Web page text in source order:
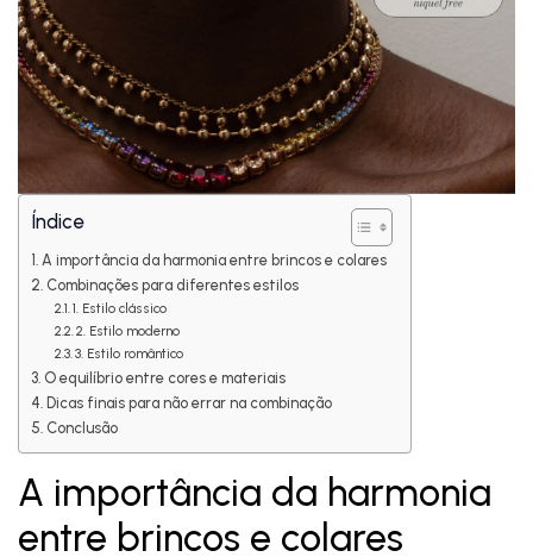
Índice
A importância da harmonia entre brincos e colares
Combinações para diferentes estilos
1. Estilo clássico
2. Estilo moderno
3. Estilo romântico
O equilíbrio entre cores e materiais
Dicas finais para não errar na combinação
Conclusão
A importância da harmonia
entre brincos e colares